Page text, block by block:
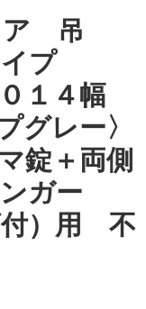
ア 吊
プ
１４幅
グレー〉
錠＋両側
ガー
）用 不